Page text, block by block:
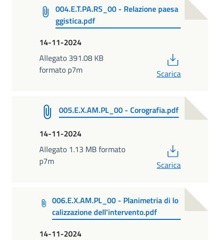
004.E.T.PA.RS_00 - Relazione paesa
ggistica.pdf
14-11-2024
Allegato 391.08 KB
formato p7m
Scarica
005.E.X.AM.PL_00 - Corografia.pdf
14-11-2024
Allegato 1.13 MB formato
p7m
Scarica
006.E.X.AM.PL_00 - Planimetria di lo
calizzazione dell'intervento.pdf
14-11-2024